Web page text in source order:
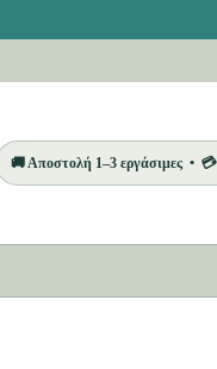
🚚 Αποστολή 1–3 εργάσιμες •